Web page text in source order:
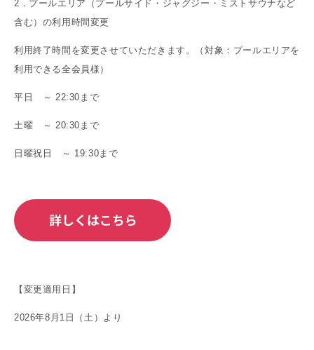
2．プールエリア（プールサイド・ジャグジー・ミストサウナなど
含む）の利用時間変更
利用終了時間を変更させていただきます。（対象：プールエリアを
利用できる全会員様）
平日 ～ 22:30まで
土曜 ～ 20:30まで
日曜祝日 ～ 19:30まで
【変更適用日】
2026年8月1日（土）より